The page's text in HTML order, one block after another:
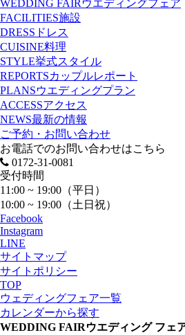
WEDDING FAIR ウエディングフェア
FACILITIES施設
DRESS ドレス
CUISINE料理
STYLE挙式スタイル
REPORTSカップルレポート
PLANSウエディングプラン
ACCESSアクセス
NEWS最新の情報
ご予約・お問い合わせ
お電話でのお問い合わせはこちら
0172-31-0081
受付時間
11:00 ~ 19:00（平日）
10:00 ~ 19:00（土日祝）
Facebook
Instagram
LINE
サイトマップ
サイトポリシー
TOP
ウェディングフェア一覧
カレンダーから探す
WEDDING FAIRウエディング フェ